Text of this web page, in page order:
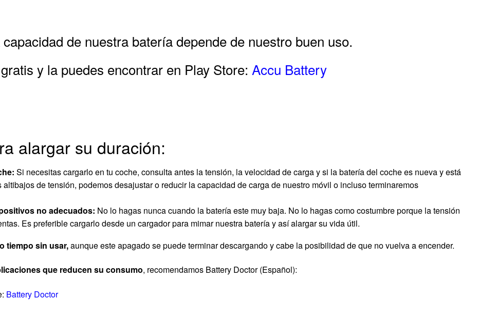
de nuestra batería depende de nuestro buen uso.
y la puedes encontrar en Play Store: Accu Battery
alargar su duración:
Si necesitas cargarlo en tu coche, consulta antes la tensión, la velocidad de carga y si la batería del coche es nueva y está
de tensión, podemos desajustar o reducir la capacidad de carga de nuestro móvil o incluso terminaremos
no adecuados: No lo hagas nunca cuando la batería este muy baja. No lo hagas como costumbre porque la tensión
Es preferible cargarlo desde un cargador para mimar nuestra batería y así alargar su vida útil.
tiempo sin usar,aunque este apagado se puede terminar descargando y cabe la posibilidad de que no vuelva a encender.
que reducen su consumo, recomendamos Battery Doctor (Español):
Battery Doctor